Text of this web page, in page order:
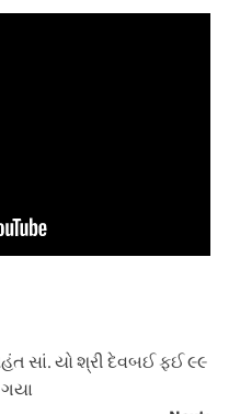
સાં. યો શ્રી દેવબઈ ફઈ ૯૯
ગયા